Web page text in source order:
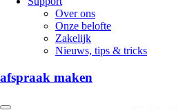
Over ons
Onze belofte
Zakelijk
Nieuws, tips & tricks
afspraak maken